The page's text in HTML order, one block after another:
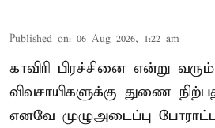
Published on: 06 Aug 2026, 1:22 am
காவிரி பிரச்சினை என்று
விவசாயிகளுக்கு துணை
எனவே முழுஅடைப்பு